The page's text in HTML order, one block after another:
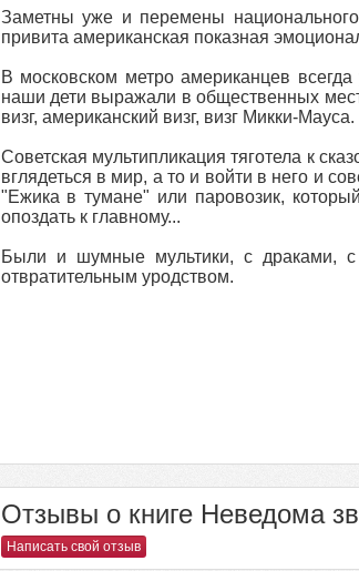
Заметны уже и перемены
привита американская показная
В московском метро американцев
наши дети выражали в общественных
визг, американский визг, визг Микки-Мауса.
Советская мультипликация тяготела к
вглядеться в мир, а то и войти в него и
"Ежика в тумане" или паровозик,
опоздать к главному...
Были и шумные мультики, с драками, с
отвратительным уродством.
Отзывы о книге Неведома
Написать свой отзыв